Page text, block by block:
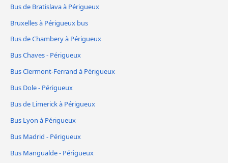
Bus de Bratislava à Périgueux
Bruxelles à Périgueux bus
Bus de Chambery à Périgueux
Bus Chaves - Périgueux
Bus Clermont-Ferrand à Périgueux
Bus Dole - Périgueux
Bus de Limerick à Périgueux
Bus Lyon à Périgueux
Bus Madrid - Périgueux
Bus Mangualde - Périgueux